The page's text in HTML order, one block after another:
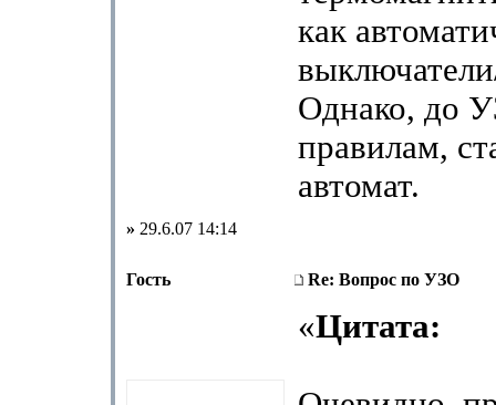
как
Однако, до
правилам,
автомат.
» 29.6.07 14:14
Гость Re: Вопрос по УЗО
«Цитата: